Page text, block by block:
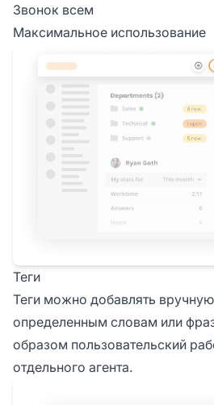
Звонок всем
Максимальное использование
Теги
Теги можно добавлять
определенным словам или
образом пользовательский
отдельного агента.